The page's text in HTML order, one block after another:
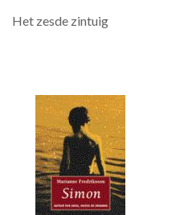
Het zesde zintuig